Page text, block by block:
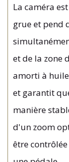
La caméra
grue et pend
et de la zone
amorti à
et garantit
manière
d'un zoom
être